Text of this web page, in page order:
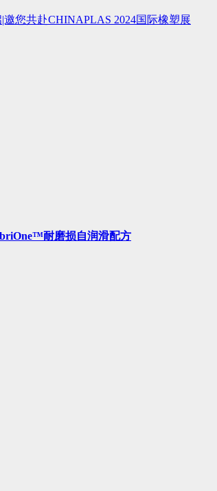
邀您共赴CHINAPLAS 2024国际橡塑展
耐磨损自润滑配方